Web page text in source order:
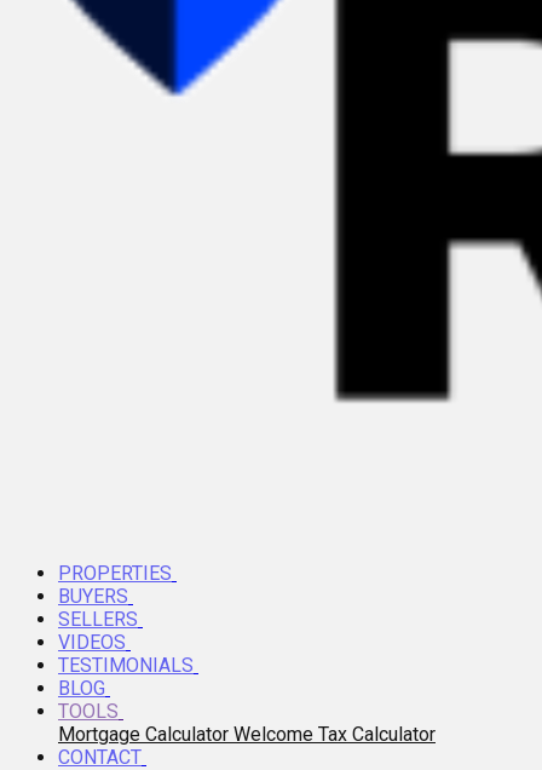
PROPERTIES
BUYERS
SELLERS
VIDEOS
TESTIMONIALS
BLOG
TOOLS
Mortgage Calculator Welcome Tax Calculator
CONTACT